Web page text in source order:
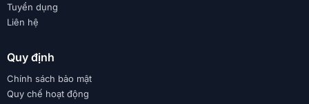
Tuyển dụng
Liên hệ
Quy định
Chính sách bảo mật
Quy chế hoạt động